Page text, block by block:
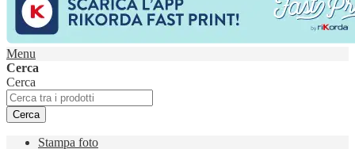
Menu
Cerca
Cerca
Cerca
Stampa foto